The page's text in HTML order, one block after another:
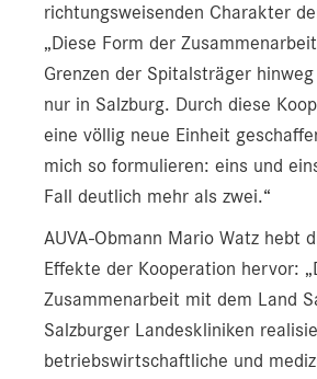
richtungsweisenden Charakter
„Diese Form der
Grenzen der Spitalsträger
nur in Salzburg. Durch diese
eine völlig neue Einheit
mich so formulieren: eins und
Fall deutlich mehr als zwei.“
AUVA-Obmann Mario Watz hebt
Effekte der Kooperation hervor:
Zusammenarbeit mit dem Land
Salzburger Landeskliniken
betriebswirtschaftliche und